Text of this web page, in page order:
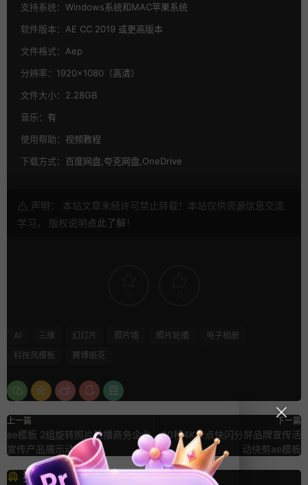
支持系统： Windows系统和MAC苹果系统
软件版本： AE CC 2019 或更高版本
文件格式： Aep
分辨率： 1920×1080（高清）
文件大小： 2.28GB
音乐： 有
使用帮助： 视频教程
下载方式： 百度网盘,夸克网盘,OneDrive
声明： 本站文章未经许可禁止转载！本站仅供资源信息交流
学习， 版权说明点此了解 ！
AI 三维 幻灯片 照片墙 照片轮播
电子相册
科技风模板
赛博朋克
上一篇
ae模板 2组旋转照片轮播商务企业
宣传产品展示动画
下一篇
10秒4K卡点快闪分屏品牌宣传活
动快剪ae模板
猜你喜欢